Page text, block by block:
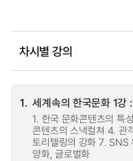
차시별 강의
1. 세계속의 한국문화 1강
1. 한국 문화콘텐츠의 특
콘텐츠의 스낵컬쳐 4. 관
토리텔링의 강화 7. SNS
양화, 글로벌화